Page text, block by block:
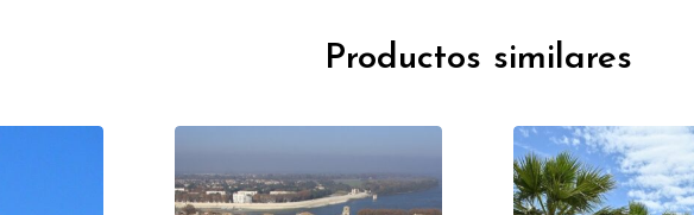
Productos similares